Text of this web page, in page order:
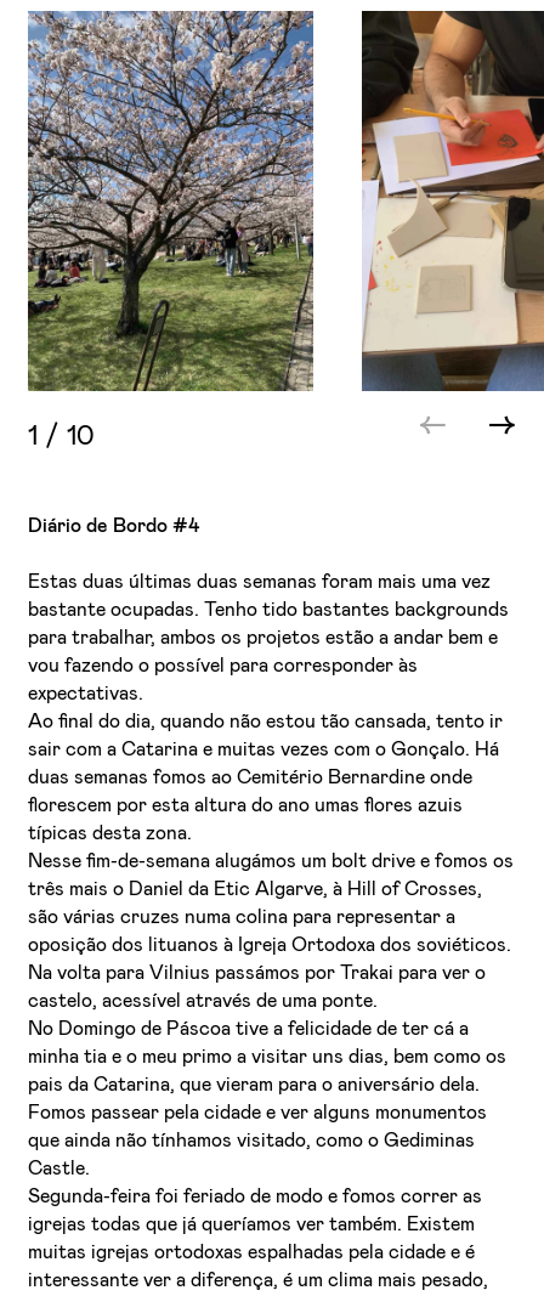
1 /10
Diário de Bordo #4
Estas duas últimas duas semanas foram mais uma vez
bastante ocupadas. Tenho tido bastantes backgrounds
para trabalhar, ambos os projetos estão a andar bem e
vou fazendo o possível para corresponder às
expectativas.
Ao final do dia, quando não estou tão cansada, tento ir
sair com a Catarina e muitas vezes com o Gonçalo. Há
duas semanas fomos ao Cemitério Bernardine onde
florescem por esta altura do ano umas flores azuis
típicas desta zona.
Nesse fim-de-semana alugámos um bolt drive e fomos os
três mais o Daniel da Etic Algarve, à Hill of Crosses,
são várias cruzes numa colina para representar a
oposição dos lituanos à Igreja Ortodoxa dos soviéticos.
Na volta para Vilnius passámos por Trakai para ver o
castelo, acessível através de uma ponte.
No Domingo de Páscoa tive a felicidade de ter cá a
minha tia e o meu primo a visitar uns dias, bem como os
pais da Catarina, que vieram para o aniversário dela.
Fomos passear pela cidade e ver alguns monumentos
que ainda não tínhamos visitado, como o Gediminas
Castle.
Segunda-feira foi feriado de modo e fomos correr as
igrejas todas que já queríamos ver também. Existem
muitas igrejas ortodoxas espalhadas pela cidade e é
interessante ver a diferença, é um clima mais pesado,